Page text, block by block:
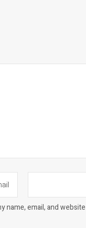
name, email, and